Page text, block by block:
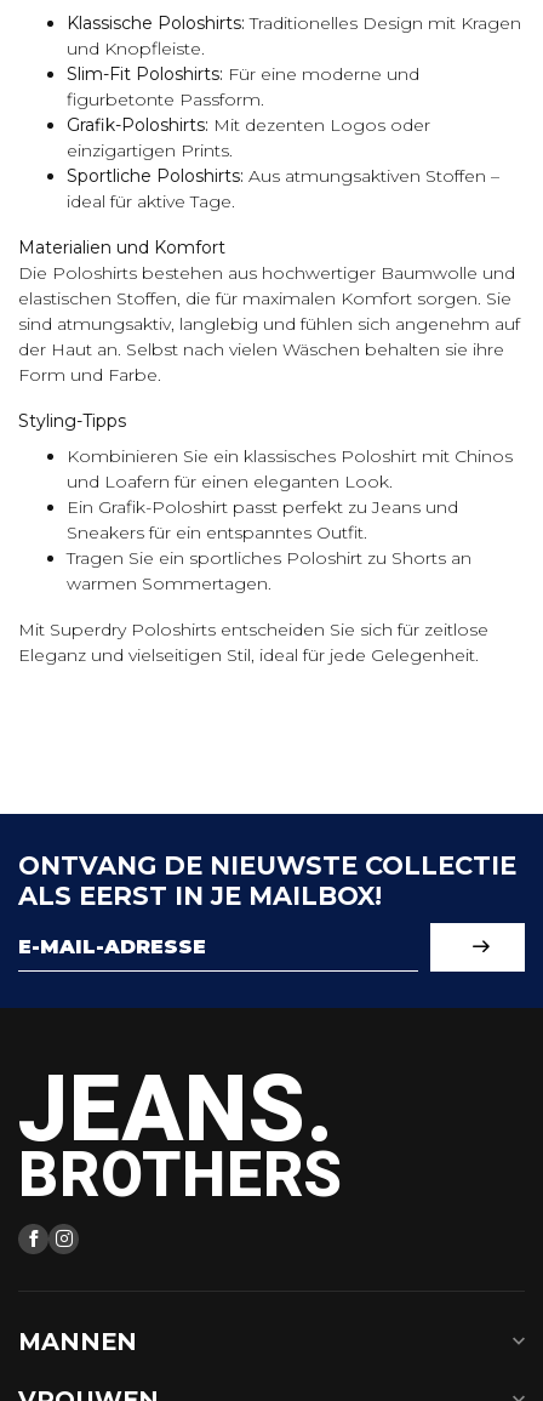
Klassische Poloshirts: Traditionelles Design mit Kragen
und Knopfleiste.
Slim-Fit Poloshirts: Für eine moderne und
figurbetonte Passform.
Grafik-Poloshirts: Mit dezenten Logos oder
einzigartigen Prints.
Sportliche Poloshirts: Aus atmungsaktiven Stoffen –
ideal für aktive Tage.
Materialien und Komfort
Die Poloshirts bestehen aus hochwertiger Baumwolle und
elastischen Stoffen, die für maximalen Komfort sorgen. Sie
sind atmungsaktiv, langlebig und fühlen sich angenehm auf
der Haut an. Selbst nach vielen Wäschen behalten sie ihre
Form und Farbe.
Styling-Tipps
Kombinieren Sie ein klassisches Poloshirt mit Chinos
und Loafern für einen eleganten Look.
Ein Grafik-Poloshirt passt perfekt zu Jeans und
Sneakers für ein entspanntes Outfit.
Tragen Sie ein sportliches Poloshirt zu Shorts an
warmen Sommertagen.
Mit Superdry Poloshirts entscheiden Sie sich für zeitlose
Eleganz und vielseitigen Stil, ideal für jede Gelegenheit.
ONTVANG DE NIEUWSTE COLLECTIE
ALS EERST IN JE MAILBOX!
JEANS.
BROTHERS
MANNEN